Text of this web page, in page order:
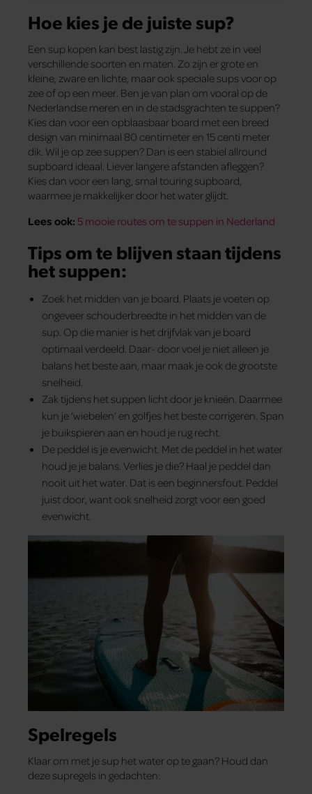
Hoe kies je de juiste sup?
Een sup kopen kan best lastig zijn. Je hebt ze in veel
verschillende soorten en maten. Zo zijn er grote en
kleine, zware en lichte, maar ook speciale sups voor op
zee of op een meer. Ben je van plan om vooral op de
Nederlandse meren en in de stadsgrachten te suppen?
Kies dan voor een opblaasbaar board met een breed
design van minimaal 80 centimeter en 15 centi­ meter
dik. Wil je op zee suppen? Dan is een stabiel allround
supboard ideaal. Liever langere afstanden afleggen?
Kies dan voor een lang, smal touring supboard,
waarmee je makkelijker door het water glijdt.
Lees ook: 5 mooie routes om te suppen in Nederland
Tips om te blijven staan tijdens
het suppen:
Zoek het midden van je board. Plaats je voeten op
ongeveer schouderbreedte in het midden van de
sup. Op die manier is het drijfvlak van je board
optimaal verdeeld. Daar- door voel je niet alleen je
balans het beste aan, maar maak je ook de grootste
snelheid.
Zak tijdens het suppen licht door je knieën. Daarmee
kun je ‘wiebelen’ en golfjes het beste corrigeren. Span
je buikspieren aan en houd je rug recht.
De peddel is je evenwicht. Met de peddel in het water
houd je je balans. Verlies je die? Haal je peddel dan
nooit uit het water. Dat is een beginnersfout. Peddel
juist door, want ook snelheid zorgt voor een goed
evenwicht.
Spelregels
Klaar om met je sup het water op te gaan? Houd dan
deze supregels in gedachten: